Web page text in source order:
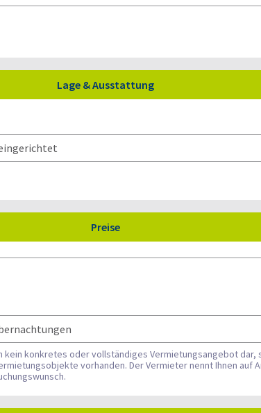
Lage & Ausstattung
Preise
kein konkretes oder vollständiges Vermietungsangebot
vorhanden. Der Vermieter nennt Ihnen auf